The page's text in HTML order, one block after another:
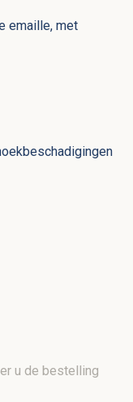
emaille, met
u de bestelling